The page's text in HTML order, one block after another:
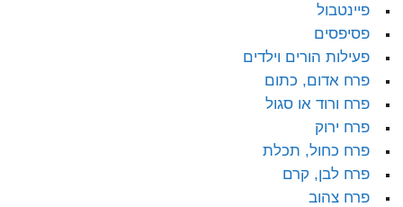
פיינטבול
פסיפסים
פעילות הורים וילדים
פרח אדום, כתום
פרח ורוד או סגול
פרח ירוק
פרח כחול, תכלת
פרח לבן, קרם
פרח צהוב